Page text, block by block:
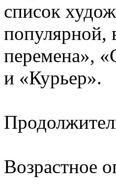
список
популярной,
перемена»,
и «Курьер».
Возрастное